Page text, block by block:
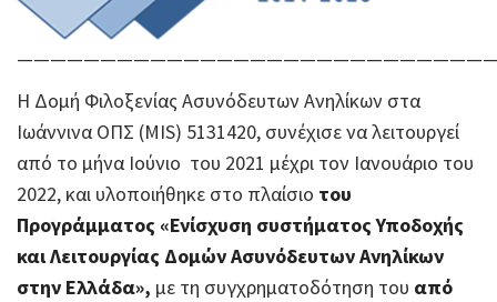
Η Δομή Φιλοξενίας Ασυνόδευτων Ανηλίκων στα
Ιωάννινα ΟΠΣ (MIS) 5131420, συνέχισε να λειτουργεί
από το μήνα Ιούνιο του 2021 μέχρι τον Ιανουάριο του
2022, και υλοποιήθηκε στο πλαίσιο του
Προγράμματος «Ενίσχυση συστήματος Υποδοχής
και Λειτουργίας Δομών Ασυνόδευτων Ανηλίκων
στην Ελλάδα», με τη συγχρηματοδότηση του από